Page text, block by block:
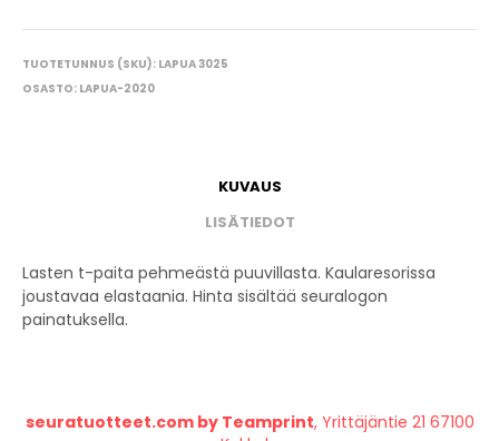
TUOTETUNNUS (SKU): LAPUA 3025
OSASTO: LAPUA-2020
KUVAUS
LISÄTIEDOT
Lasten t-paita pehmeästä puuvillasta. Kaularesorissa
joustavaa elastaania. Hinta sisältää seuralogon
painatuksella.
seuratuotteet.com by Teamprint, Yrittäjäntie 21 67100